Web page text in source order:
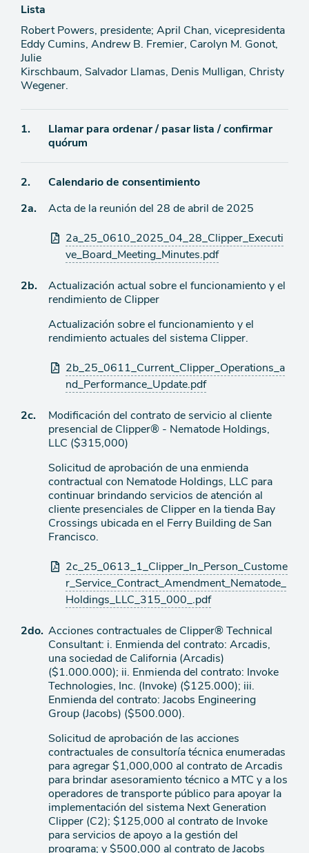
Lista
Robert Powers, presidente; April Chan, vicepresidenta
Eddy Cumins, Andrew B. Fremier, Carolyn M. Gonot,
Julie
Kirschbaum, Salvador Llamas, Denis Mulligan, Christy
Wegener.
Ítem
1.
Llamar para ordenar / pasar lista / confirmar
quórum
Ítem
de
2.
Calendario de consentimiento
Ítem
2a.
Acta de la reunión del 28 de abril de 2025
Archivos
adjuntos
2a_25_0610_2025_04_28_Clipper_Executi
ve_Board_Meeting_Minutes.pdf
Ítem
agenda
2b.
Actualización actual sobre el funcionamiento y el
rendimiento de Clipper
Actualización sobre el funcionamiento y el
rendimiento actuales del sistema Clipper.
Archivos
adjuntos
2b_25_0611_Current_Clipper_Operations_a
nd_Performance_Update.pdf
Ítem
2c.
Modificación del contrato de servicio al cliente
presencial de Clipper® - Nematode Holdings,
LLC ($315,000)
Solicitud de aprobación de una enmienda
contractual con Nematode Holdings, LLC para
continuar brindando servicios de atención al
cliente presenciales de Clipper en la tienda Bay
Crossings ubicada en el Ferry Building de San
Francisco.
Archivos
adjuntos
2c_25_0613_1_Clipper_In_Person_Custome
r_Service_Contract_Amendment_Nematode_
Holdings_LLC_315_000_.pdf
Ítem
agenda
2do. Acciones contractuales de Clipper® Technical
Consultant: i. Enmienda del contrato: Arcadis,
una sociedad de California (Arcadis)
($1.000.000); ii. Enmienda del contrato: Invoke
Technologies, Inc. (Invoke) ($125.000); iii.
Enmienda del contrato: Jacobs Engineering
Group (Jacobs) ($500.000).
Solicitud de aprobación de las acciones
contractuales de consultoría técnica enumeradas
para agregar $1,000,000 al contrato de Arcadis
para brindar asesoramiento técnico a MTC y a los
operadores de transporte público para apoyar la
implementación del sistema Next Generation
Clipper (C2); $125,000 al contrato de Invoke
para servicios de apoyo a la gestión del
programa; y $500,000 al contrato de Jacobs